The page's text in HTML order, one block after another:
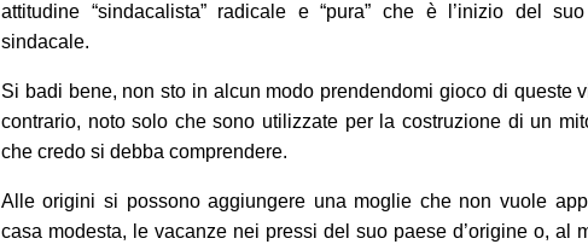
attitudine “sindacalista” radicale e “pura” che è l’inizio del
sindacale.
Si badi bene, non sto in alcun modo prendendomi gioco di queste
contrario, noto solo che sono utilizzate per la costruzione di un
che credo si debba comprendere.
Alle origini si possono aggiungere una moglie che non vuole
casa modesta, le vacanze nei pressi del suo paese d’origine o, al